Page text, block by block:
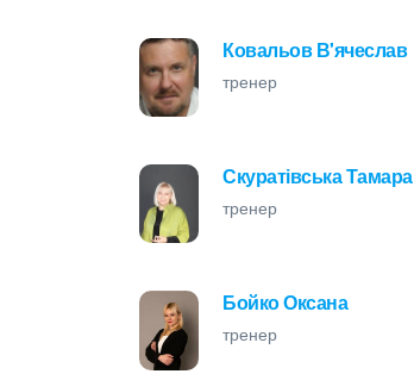
Ковальов В'ячеслав
тренер
Скуратівська Тамара
тренер
Бойко Оксана
тренер